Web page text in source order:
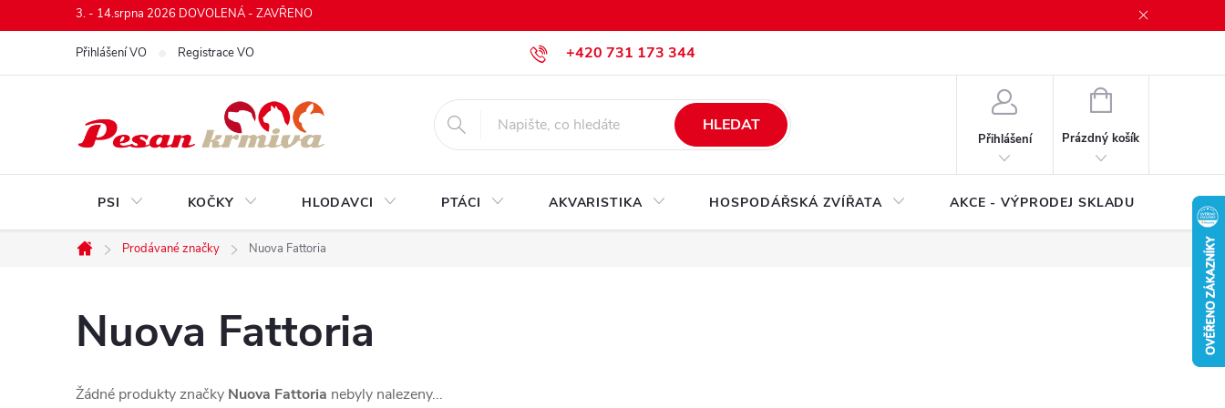
na
3. - 14.srpna 2026 DOVOLENÁ - ZAVŘENO
+420 731 173 344
krmiva@pesan-krmiva.cz
Přihlášení VO Registrace VO
HLEDAT
Přihlášení
NÁKUPNÍ
Prázdný košík
PSI KOČKY HLODAVCI PTÁCI AKVARISTIKA HOSPODÁŘSKÁ ZVÍŘATA AKCE - VÝPRODEJ SKLADU Značky
Domů
Prodávané značky Nuova Fattoria
Nuova Fattoria
Žádné produkty značky Nuova Fattoria nebyly nalezeny...